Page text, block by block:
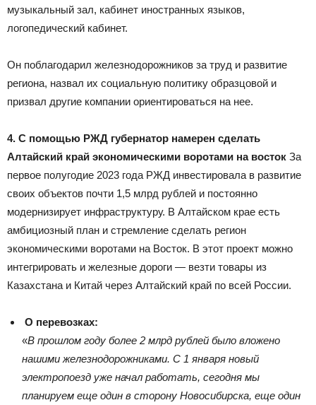
музыкальный зал, кабинет иностранных языков,
логопедический кабинет.
Он поблагодарил железнодорожников за труд и развитие
региона, назвал их социальную политику образцовой и
призвал другие компании ориентироваться на нее.
4. С помощью РЖД губернатор намерен сделать
Алтайский край экономическими воротами на восток За
первое полугодие 2023 года РЖД инвестировала в развитие
своих объектов почти 1,5 млрд рублей и постоянно
модернизирует инфраструктуру. В Алтайском крае есть
амбициозный план и стремление сделать регион
экономическими воротами на Восток. В этот проект можно
интегрировать и железные дороги — везти товары из
Казахстана и Китай через Алтайский край по всей России.
О перевозках:
«В прошлом году более 2 млрд рублей было вложено
нашими железнодорожниками. С 1 января новый
электропоезд уже начал работать, сегодня мы
планируем еще один в сторону Новосибирска, еще один